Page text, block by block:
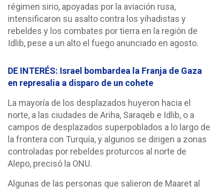
régimen sirio, apoyadas por la aviación rusa,
intensificaron su asalto contra los yihadistas y
rebeldes y los combates por tierra en la región de
Idlib, pese a un alto el fuego anunciado en agosto.
DE INTERÉS: Israel bombardea la Franja de Gaza
en represalia a disparo de un cohete
La mayoría de los desplazados huyeron hacia el
norte, a las ciudades de Ariha, Saraqeb e Idlib, o a
campos de desplazados superpoblados a lo largo de
la frontera con Turquía, y algunos se dirigen a zonas
controladas por rebeldes proturcos al norte de
Alepo, precisó la ONU.
Algunas de las personas que salieron de Maaret al